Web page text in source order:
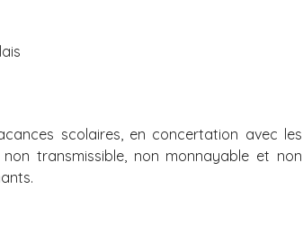
scolaires, en concertation avec les
transmissible, non monnayable et non